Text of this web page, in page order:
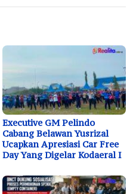
Executive GM Pelindo
Cabang Belawan Yusrizal
Ucapkan Apresiasi Car Free
Day Yang Digelar Kodaeral I